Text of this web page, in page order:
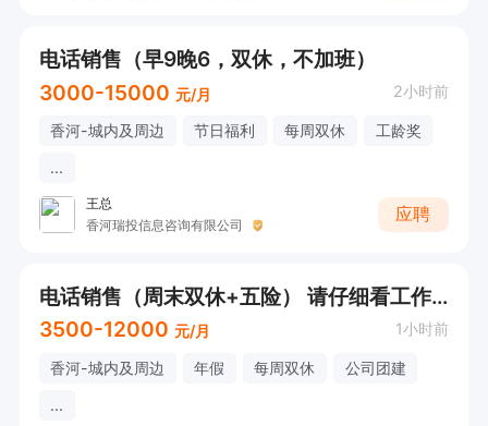
电话销售（早9晚6，双休，不加班）
3000-15000 元/月 2小时前
香河-城内及周边 节日福利 每周双休
工龄奖
...
王总
香河瑞投信息咨询有限公司
应聘
电话销售（周末双休+五险） 请仔细看工作时间和休息时间
3500-12000 元/月 1小时前
香河-城内及周边 年假 每周双休
公司团建
...